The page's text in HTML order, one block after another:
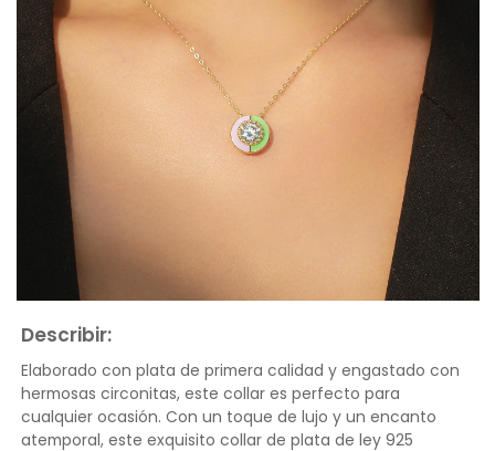
Describir:
Elaborado con plata de primera calidad y engastado con
hermosas circonitas, este collar es perfecto para
cualquier ocasión. Con un toque de lujo y un encanto
atemporal, este exquisito collar de plata de ley 925